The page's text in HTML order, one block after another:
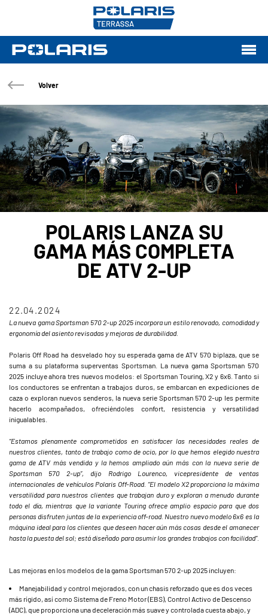
Volver
POLARIS LANZA SU
GAMA MÁS COMPLETA
DE ATV 2-UP
22.04.2024
La nueva gama Sportsman 570 2-up 2025 incorpora un estilo renovado, comodidad y
ergonomía del asiento revisadas y mejoras de durabilidad.
Polaris Off Road ha desvelado hoy su esperada gama de ATV 570 biplaza, que se
suma a su plataforma superventas Sportsman. La nueva gama Sportsman 570
2025 incluye ahora tres nuevos modelos: el Sportsman Touring, X2 y 6x6. Tanto si
los conductores se enfrentan a trabajos duros, se embarcan en expediciones de
caza o exploran nuevos senderos, la nueva serie Sportsman 570 2-up les permite
hacerlo acompañados, ofreciéndoles confort, resistencia y versatilidad
inigualables.
“Estamos plenamente comprometidos en satisfacer las necesidades reales de
nuestros clientes, tanto de trabajo como de ocio, por lo que hemos elegido nuestra
gama de ATV más vendida y la hemos ampliado aún más con la nueva serie de
Sportsman 570 2-up”, dijo Rodrigo Lourenco, vicepresidente de ventas
internacionales de vehículos Polaris Off-Road. “El modelo X2 proporciona la máxima
versatilidad para nuestros clientes que trabajan duro y exploran a menudo durante
todo el día, mientras que la variante Touring ofrece amplio espacio para que dos
personas disfruten juntas de la experiencia off-road. Nuestro nuevo modelo 6x6 es la
máquina ideal para los clientes que deseen hacer aún más cosas desde el amanecer
hasta la puesta del sol; está diseñado para asumir los grandes trabajos con facilidad”.
Las mejoras en los modelos de la gama Sportsman 570 2-up 2025 incluyen:
Manejabilidad y control mejorados, con un chasis reforzado que es dos veces
más rígido, así como Sistema de Freno Motor (EBS), Control Activo de Descenso
(ADC), que proporciona una deceleración más suave y controlada cuesta abajo, y